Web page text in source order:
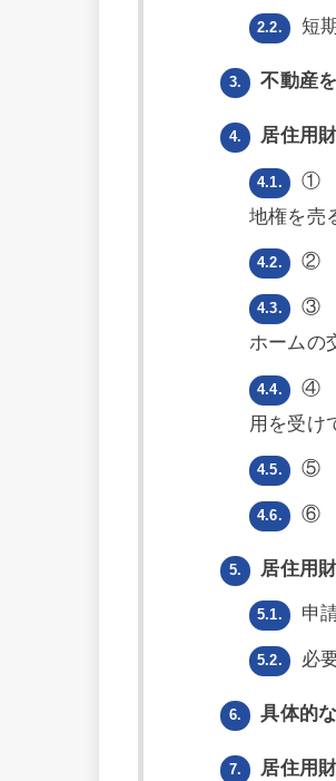
2.2. 短
3. 不動産
4. 居住用
4.1.
①
地権を売
4.2. ②
4.3.
③
ホームの
4.4.
④
用を受け
4.5. ⑤
4.6. ⑥
5. 居住用
5.1. 申
5.2. 必
6. 具体的
7. 居住用